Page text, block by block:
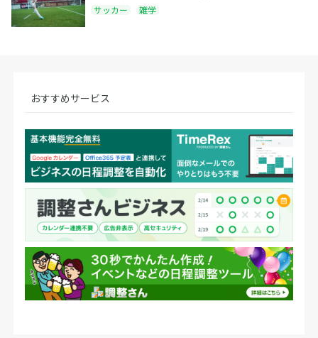
サッカー 雑学
おすすめサービス